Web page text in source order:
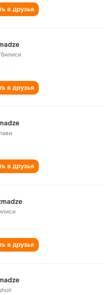
в друзья
в друзья
в друзья
в друзья